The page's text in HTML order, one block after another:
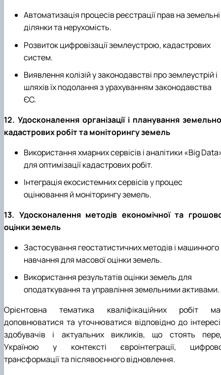
Автоматизація процесів реєстрації прав на земельні
ділянки та нерухомість.
Розвиток цифровізації землеустрою, кадастрових
систем.
Виявлення колізій у законодавстві про землеустрій і
шляхів їх подолання з урахуванням законодавства
ЄС.
12. Удосконалення організації і планування
кадастрових робіт та моніторингу земель
Використання хмарних сервісів і аналітики «Big
для оптимізації кадастрових робіт.
Інтеграція екосистемних сервісів у процес
оцінювання й моніторингу земель.
13. Удосконалення методів економічної та
оцінки земель
Застосування геостатистичних методів і машинного
навчання для масової оцінки земель.
Використання результатів оцінки земель для
оподаткування та управління земельними активами.
Орієнтовна тематика кваліфікаційних робіт
доповнюватися та уточнюватися відповідно до
здобувачів і актуальних викликів, що стоять
Україною у контексті євроінтеграції,
трансформації та післявоєнного відновлення.